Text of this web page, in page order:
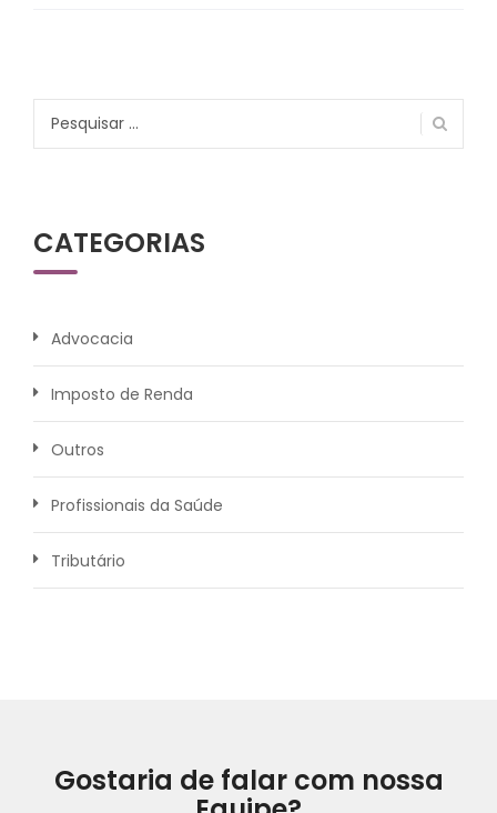
CATEGORIAS
Advocacia
Imposto de Renda
Outros
Profissionais da Saúde
Tributário
Gostaria de falar com nossa